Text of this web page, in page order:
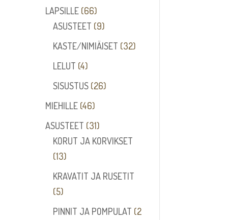
tuotetta
LAPSILLE 6666
tuotetta
ASUSTEET 99
tuotetta
KASTE/NIMIÄISET 3232
LELUT 44
tuotetta
SISUSTUS 2626
MIEHILLE 4646
tuotetta
ASUSTEET 3131
tuotetta
KORUT JA KORVIKSET
1313
tuotetta
KRAVATIT JA RUSETIT
55
tuotetta
PINNIT JA POMPULAT 2